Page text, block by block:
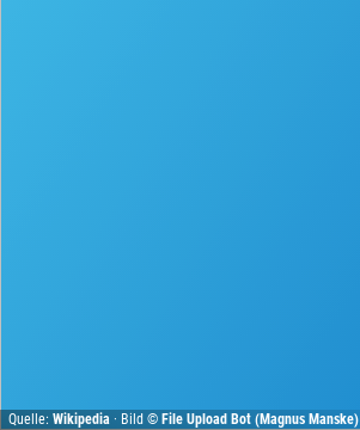
Quelle:Wikipedia · Bild ©File Upload Bot (Magnus Manske)